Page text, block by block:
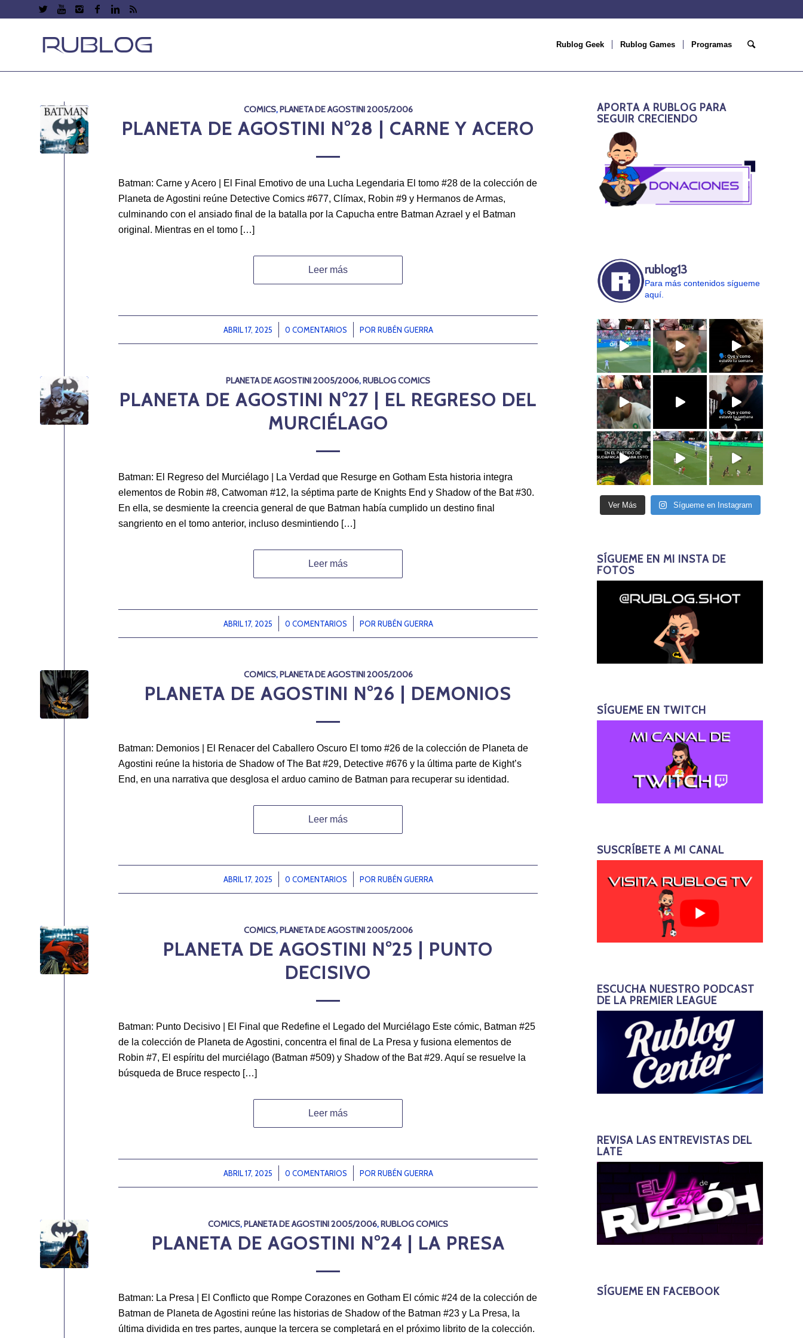
Rublog Geek Rublog Games Programas
COMICS,PLANETA DE AGOSTINI 2005/2006
PLANETA DE AGOSTINI N°28 | CARNE Y ACERO
Batman: Carne y Acero | El Final Emotivo de una Lucha Legendaria El tomo #28 de la colección de
Planeta de Agostini reúne Detective Comics #677, Clímax, Robin #9 y Hermanos de Armas,
culminando con el ansiado final de la batalla por la Capucha entre Batman Azrael y el Batman
original. Mientras en el tomo […]
Leer más
ABRIL 17, 2025
/ 0 COMENTARIOS
/ POR RUBÉN GUERRA
PLANETA DE AGOSTINI 2005/2006,RUBLOG COMICS
PLANETA DE AGOSTINI N°27 | EL REGRESO DEL
MURCIÉLAGO
Batman: El Regreso del Murciélago | La Verdad que Resurge en Gotham Esta historia integra
elementos de Robin #8, Catwoman #12, la séptima parte de Knights End y Shadow of the Bat #30.
En ella, se desmiente la creencia general de que Batman había cumplido un destino final
sangriento en el tomo anterior, incluso desmintiendo […]
Leer más
ABRIL 17, 2025
/ 0 COMENTARIOS
/ POR RUBÉN GUERRA
COMICS,PLANETA DE AGOSTINI 2005/2006
PLANETA DE AGOSTINI N°26 | DEMONIOS
Batman: Demonios | El Renacer del Caballero Oscuro El tomo #26 de la colección de Planeta de
Agostini reúne la historia de Shadow of The Bat #29, Detective #676 y la última parte de Kight’s
End, en una narrativa que desglosa el arduo camino de Batman para recuperar su identidad.
Leer más
ABRIL 17, 2025
/ 0 COMENTARIOS
/ POR RUBÉN GUERRA
COMICS,PLANETA DE AGOSTINI 2005/2006
PLANETA DE AGOSTINI N°25 | PUNTO
DECISIVO
Batman: Punto Decisivo | El Final que Redefine el Legado del Murciélago Este cómic, Batman #25
de la colección de Planeta de Agostini, concentra el final de La Presa y fusiona elementos de
Robin #7, El espíritu del murciélago (Batman #509) y Shadow of the Bat #29. Aquí se resuelve la
búsqueda de Bruce respecto […]
Leer más
ABRIL 17, 2025
/ 0 COMENTARIOS
/ PORRUBÉN GUERRA
COMICS, PLANETA DE AGOSTINI 2005/2006, RUBLOG COMICS
PLANETA DE AGOSTINI N°24 | LA PRESA
Batman: La Presa | El Conflicto que Rompe Corazones en Gotham El cómic #24 de la colección de
Batman de Planeta de Agostini reúne las historias de Shadow of the Batman #23 y La Presa, la
última dividida en tres partes, aunque la tercera se completará en el próximo librito de la colección.
APORTA A RUBLOG PARA
SEGUIR CRECIENDO
rublog13
Para más contenidos sígueme
aquí.
Ver Más Sígueme en Instagram
SÍGUEME EN MI INSTA DE
FOTOS
SÍGUEME EN TWITCH
SUSCRÍBETE A MI CANAL
ESCUCHA NUESTRO PODCAST
DE LA PREMIER LEAGUE
REVISA LAS ENTREVISTAS DEL
LATE
SÍGUEME EN FACEBOOK